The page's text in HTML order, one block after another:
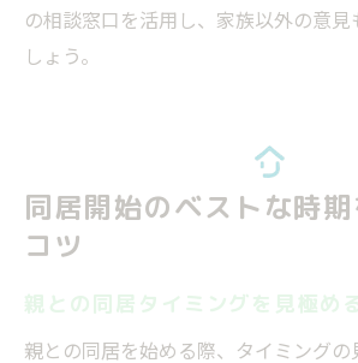
の相談窓口を活用し、家族以外の意
しょう。
同居開始のベストな時
コツ
親との同居タイミングを見極め
親との同居を始める際、タイミング